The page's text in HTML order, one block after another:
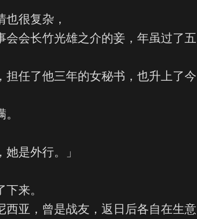
很复杂，
会会长竹光雄之介的妾，年虽过了五
任了他三年的女秘书，也升上了今
是外行。」
来。
亚，曾是战友，返日后各自在生意